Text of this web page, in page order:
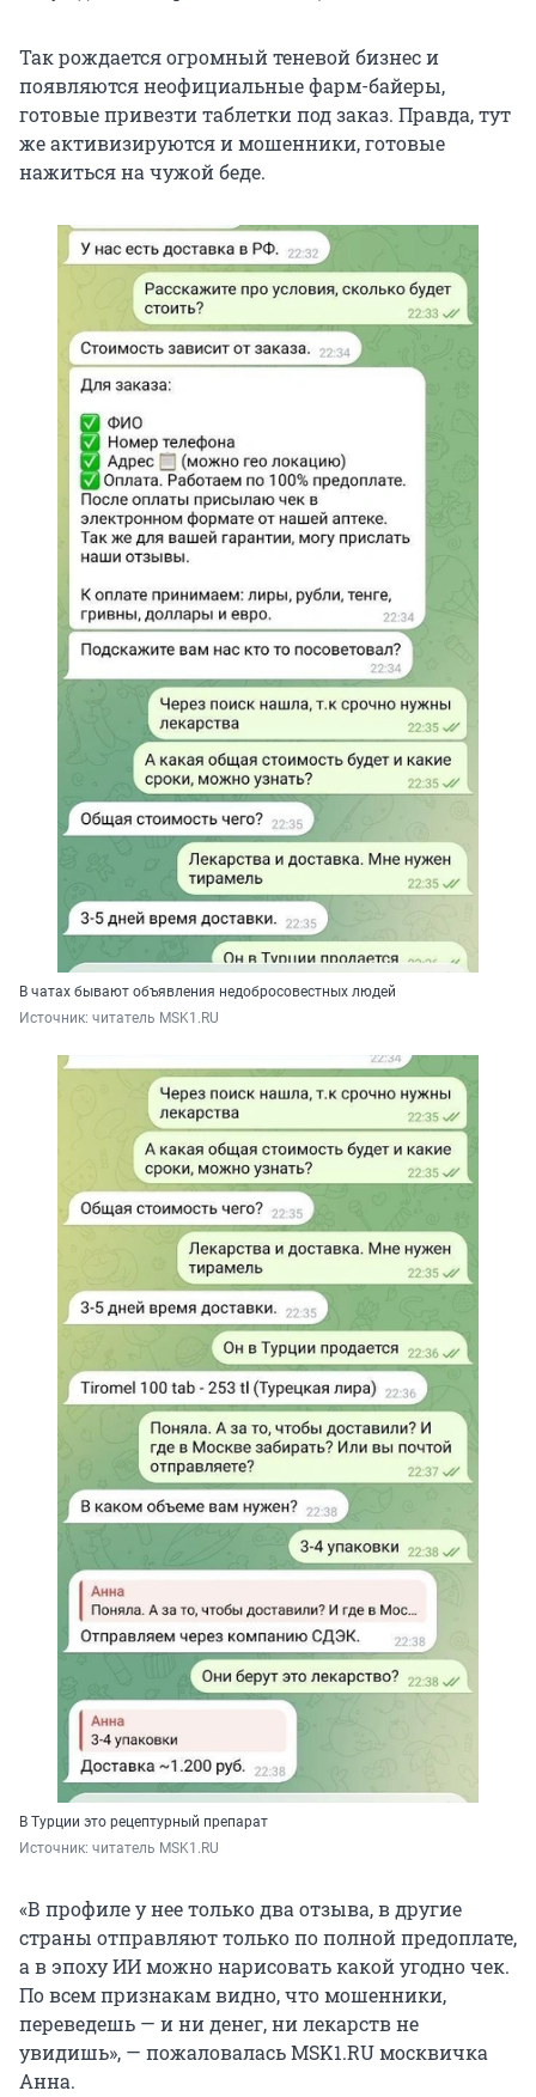
Так рождается огромный теневой бизнес и
появляются неофициальные фарм-байеры,
готовые привезти таблетки под заказ. Правда, тут
же активизируются и мошенники, готовые
нажиться на чужой беде.
В чатах бывают объявления недобросовестных людей
Источник: читатель MSK1.RU
В Турции это рецептурный препарат
Источник: читатель MSK1.RU
«В профиле у нее только два отзыва, в другие
страны отправляют только по полной предоплате,
а в эпоху ИИ можно нарисовать какой угодно чек.
По всем признакам видно, что мошенники,
переведешь — и ни денег, ни лекарств не
увидишь», — пожаловалась MSK1.RU москвичка
Анна.